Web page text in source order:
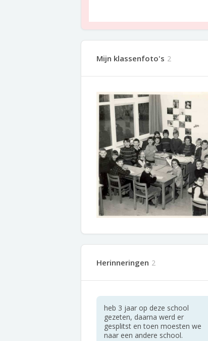
Mijn klassenfoto's 2
Herinneringen 2
heb 3 jaar op deze school
gezeten, daarna werd er
gesplitst en toen moesten we
naar een andere school.